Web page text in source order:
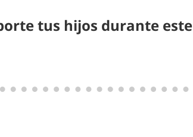
tus hijos durante este